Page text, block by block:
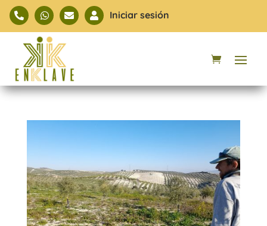
    Iniciar sesión